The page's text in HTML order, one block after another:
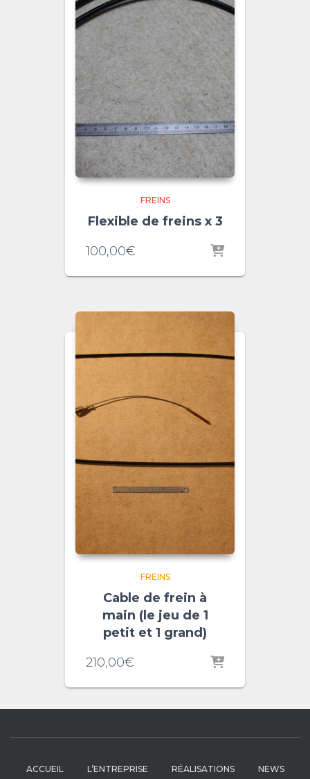
FREINS
Flexible de freins x 3
100,00€
FREINS
Cable de frein à
main (le jeu de 1
petit et 1 grand)
210,00€
ACCUEIL L’ENTREPRISE RÉALISATIONS NEWS